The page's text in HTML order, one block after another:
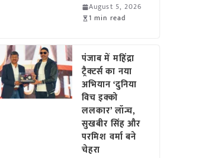
August 5, 2026
1 min read
पंजाब में महिंद्रा
ट्रैक्टर्स का नया
अभियान ‘दुनिया
विच इक्को
ललकार’ लॉन्च,
सुखबीर सिंह और
परमिश वर्मा बने
चेहरा